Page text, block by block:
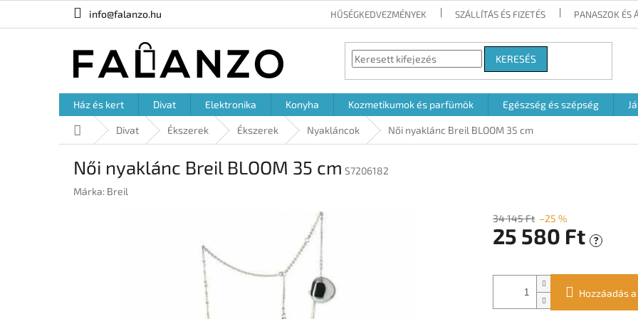
info@falanzo.hu HŰSÉGKEDVEZMÉNYEK SZÁLLÍTÁS ÉS FIZETÉS PANASZOK ÉS
KERESÉS
Ház és kert Divat Elektronika Konyha Kozmetikumok és parfümök Egészség és szépség
KezdőlapDivat Ékszerek Ékszerek Nyakláncok Női nyaklánc Breil BLOOM 35 cm
Női nyaklánc Breil BLOOM 35 cm S7206182
Márka: Breil
34 145 Ft –25 %
25 580 Ft ?
Hozzáadás